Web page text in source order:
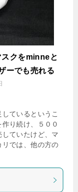
スクをminneと
ーでも売れる
ているというこ
り続け、５００
ていたけど、マ
では、他の方の